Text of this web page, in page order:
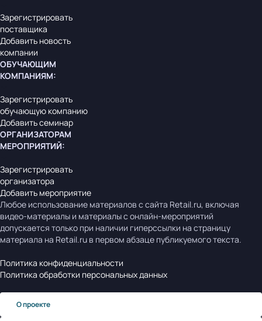
Зарегистрировать
поставщика
Добавить новость
компании
ОБУЧАЮЩИМ
КОМПАНИЯМ:
Зарегистрировать
обучающую компанию
Добавить семинар
ОРГАНИЗАТОРАМ
МЕРОПРИЯТИЙ:
Зарегистрировать
организатора
Добавить мероприятие
Любое использование материалов с сайта Retail.ru, включая
видео-материалы и материалы с онлайн-мероприятий
допускается только при наличии гиперссылки на страницу
материала на Retail.ru в первом абзаце публикуемого текста.
Политика конфиденциальности
Политика обработки персональных данных
О проекте